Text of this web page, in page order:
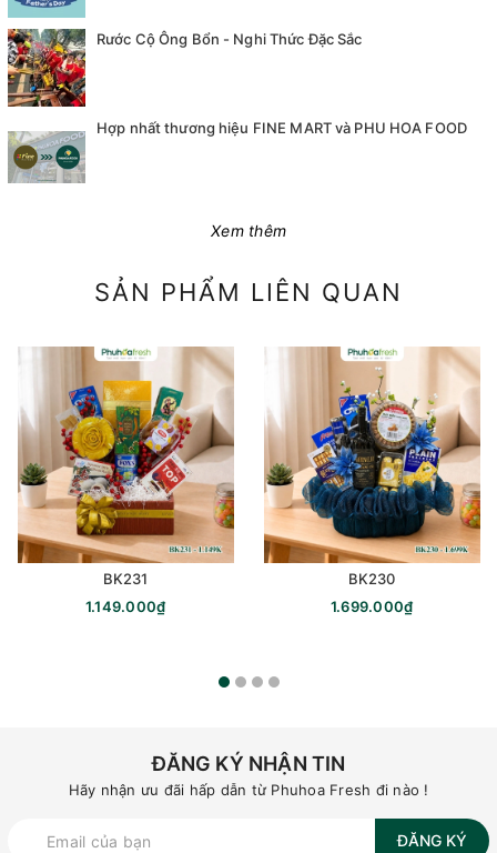
Rước Cộ Ông Bổn - Nghi Thức Đặc Sắc
Hợp nhất thương hiệu FINE MART và PHU HOA FOOD
Xem thêm
SẢN PHẨM LIÊN QUAN
BK231
1.149.000₫
BK230
1.699.000₫
ĐĂNG KÝ NHẬN TIN
Hãy nhận ưu đãi hấp dẫn từ Phuhoa Fresh đi nào !
ĐĂNG KÝ